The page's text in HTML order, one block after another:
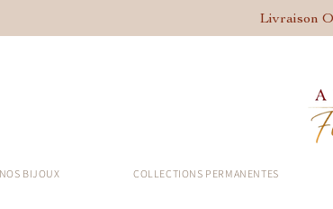
Livraison
BIJOUX COLLECTIONS PERMANENTES